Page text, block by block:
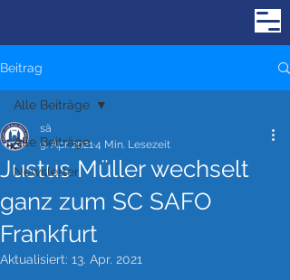
Beitrag
Alle Beiträge
Newsletter
Alle Beiträge
Justus Müller wechselt
ganz zum SC SAFO
Frankfurt
sä
9. Apr. 20214 Min. Lesezeit
Aktualisiert: 13. Apr. 2021